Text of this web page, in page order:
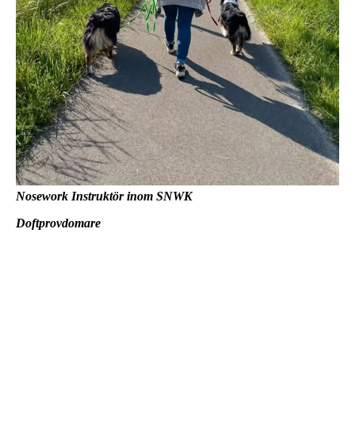
Nosework Instruktör inom SNWK
Doftprovdomare